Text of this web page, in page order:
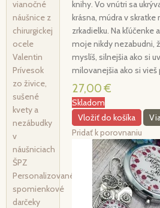
vianočné
náušnice z
chirurgickej
ocele
Valentin
Prívesok
zo živice,
sušené
kvety a
nezábudky
v
náušniciach
ŠPZ
Personalizované
spomienkové
darčeky
knihy. Vo vnútri sa
krásna, múdra v
zrkadielku. Na kľúčenke
moje nikdy nezabudni,
myslíš, silnejšia ako si
milovanejšia ako si vieš
27,00 €
Skladom
Vložiť do košíka
Pridať k porovnaniu